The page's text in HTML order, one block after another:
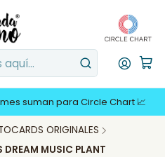
suman para Circle Chart 📈
ORIGINALES
DREAM MUSIC PLANT